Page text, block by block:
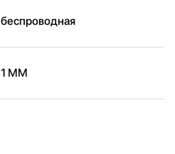
беспроводная
1 ММ